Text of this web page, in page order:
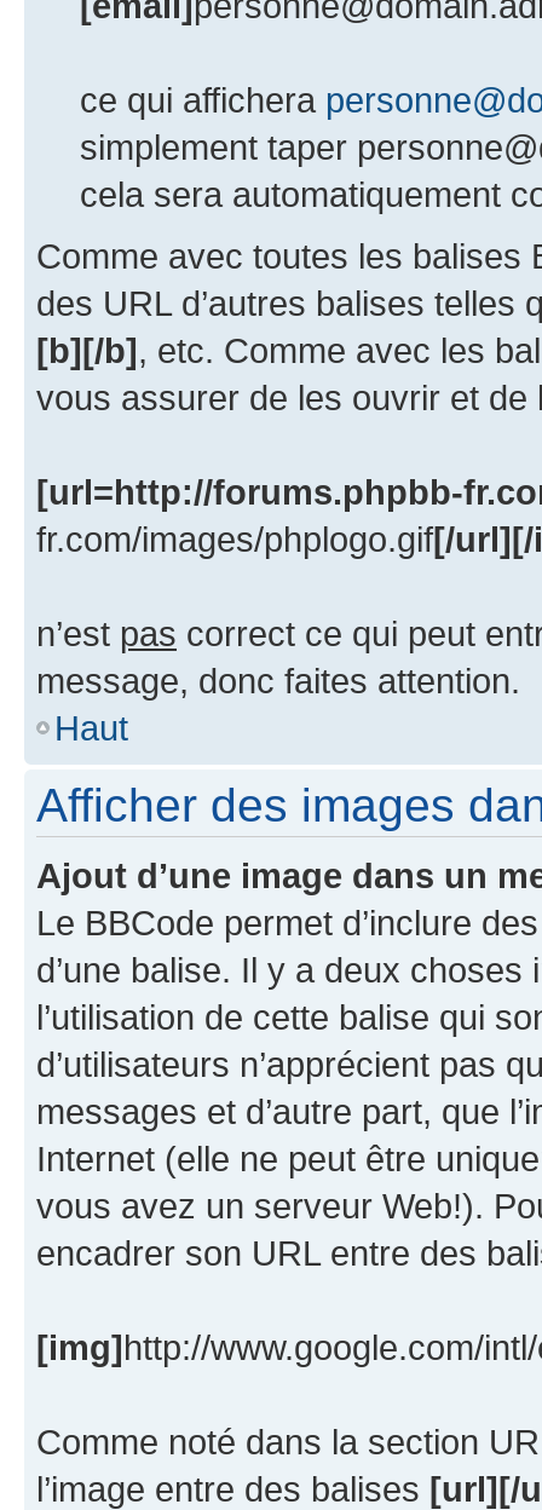
ce qui affichera
simplement taper
cela sera automatiquement
Comme avec toutes les balises
des URL d’autres balises telles
[b][/b], etc. Comme avec les
vous assurer de les ouvrir et
[url=http://forums.phpbb-
fr.com/images/phplogo.gif[/
n’est pas correct ce qui peut
message, donc faites attention.
Haut
Afficher des images
Ajout d’une image dans un
Le BBCode permet d’inclure
d’une balise. Il y a deux
l’utilisation de cette balise qui
d’utilisateurs n’apprécient pas
messages et d’autre part, que
Internet (elle ne peut être
vous avez un serveur Web!).
encadrer son URL entre des
[img]http://www.google.com/
Comme noté dans la section
l’image entre des balises [url][/